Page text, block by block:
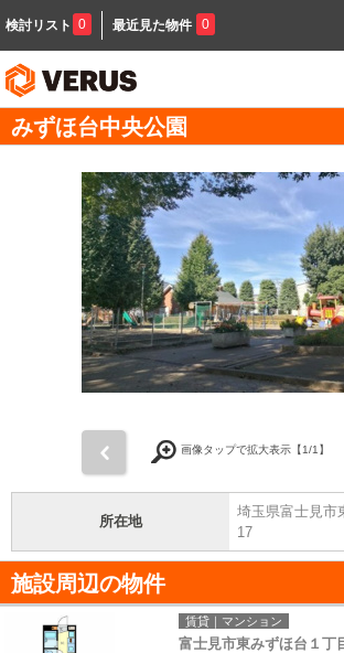
検討リスト 0 最近見た物件 0
みずほ台中央公園
画像タップで拡大表示【1/1】
所在地
埼玉県富士見市
17
施設周辺の物件
賃貸｜マンション
富士見市東みずほ台１丁